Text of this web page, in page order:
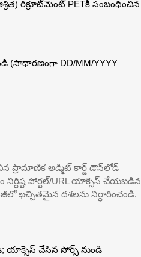
రిక్రూట్‌మెంట్ PETకి సంబంధించిన
(సాధారణంగా DD/MM/YYYY
ప్రామాణిక అడ్మిట్ కార్డ్ డౌన్‌లోడ్
పోర్టల్/URL యాక్సెస్ చేయబడిన
ఖచ్చితమైన దశలను నిర్ధారించండి.
యాక్సెస్ చేసిన సోర్స్ నుండి